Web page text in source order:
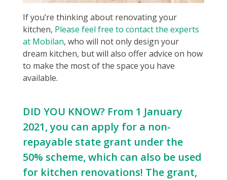
If you’re thinking about renovating your
kitchen, Please feel free to contact the experts
at Mobilan, who will not only design your
dream kitchen, but will also offer advice on how
to make the most of the space you have
available.
DID YOU KNOW? From 1 January
2021, you can apply for a non-
repayable state grant under the
50% scheme, which can also be used
for kitchen renovations! The grant,